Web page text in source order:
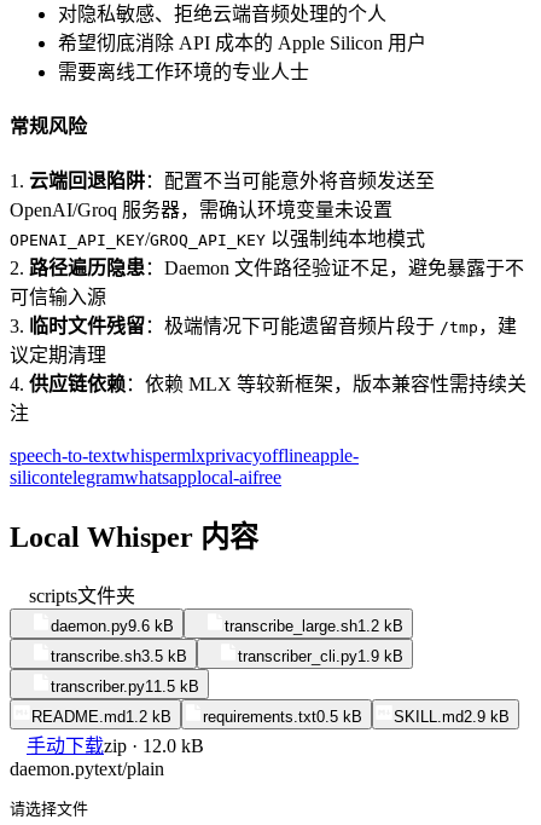
对隐私敏感、拒绝云端音频处理的个人
希望彻底消除 API 成本的 Apple Silicon 用户
需要离线工作环境的专业人士
常规风险
1. 云端回退陷阱：配置不当可能意外将音频发送至
OpenAI/Groq 服务器，需确认环境变量未设置
OPENAI_API_KEY/GROQ_API_KEY 以强制纯本地模式
2. 路径遍历隐患：Daemon 文件路径验证不足，避免暴露于不
可信输入源
3. 临时文件残留：极端情况下可能遗留音频片段于 /tmp ，建
议定期清理
4. 供应链依赖：依赖 MLX 等较新框架，版本兼容性需持续关
注
speech-to-textwhispermlxprivacyofflineapple-
silicontelegramwhatsapplocal-aifree
Local Whisper 内容
scripts文件夹
daemon.py9.6 kB transcribe_large.sh1.2 kB
transcribe.sh3.5 kB transcriber_cli.py1.9 kB
transcriber.py11.5 kB
README.md1.2 kB requirements.txt0.5 kB SKILL.md2.9 kB
手动下载zip · 12.0 kB
daemon.pytext/plain
请选择文件